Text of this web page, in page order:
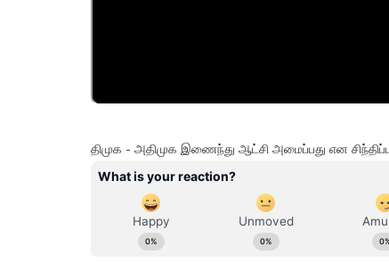
திமுக - அதிமுக இணைந்து ஆட்சி அமைப்பது என